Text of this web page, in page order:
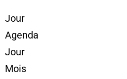
Jour
Agenda
Jour
Mois